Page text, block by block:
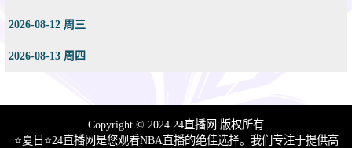
2026-08-12 周三
2026-08-13 周四
Copyright © 2024 24直播网 版权所有
⭐️夏日⭐24直播网是您观看NBA直播的绝佳选择。我们专注于提供高